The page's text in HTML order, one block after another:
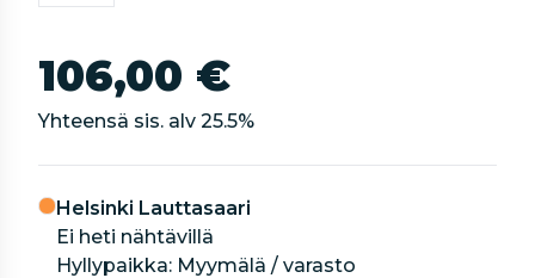
106,00 €
Yhteensä sis. alv 25.5%
Helsinki Lauttasaari
Ei heti nähtävillä
hyllypaikka: Myymälä / varasto